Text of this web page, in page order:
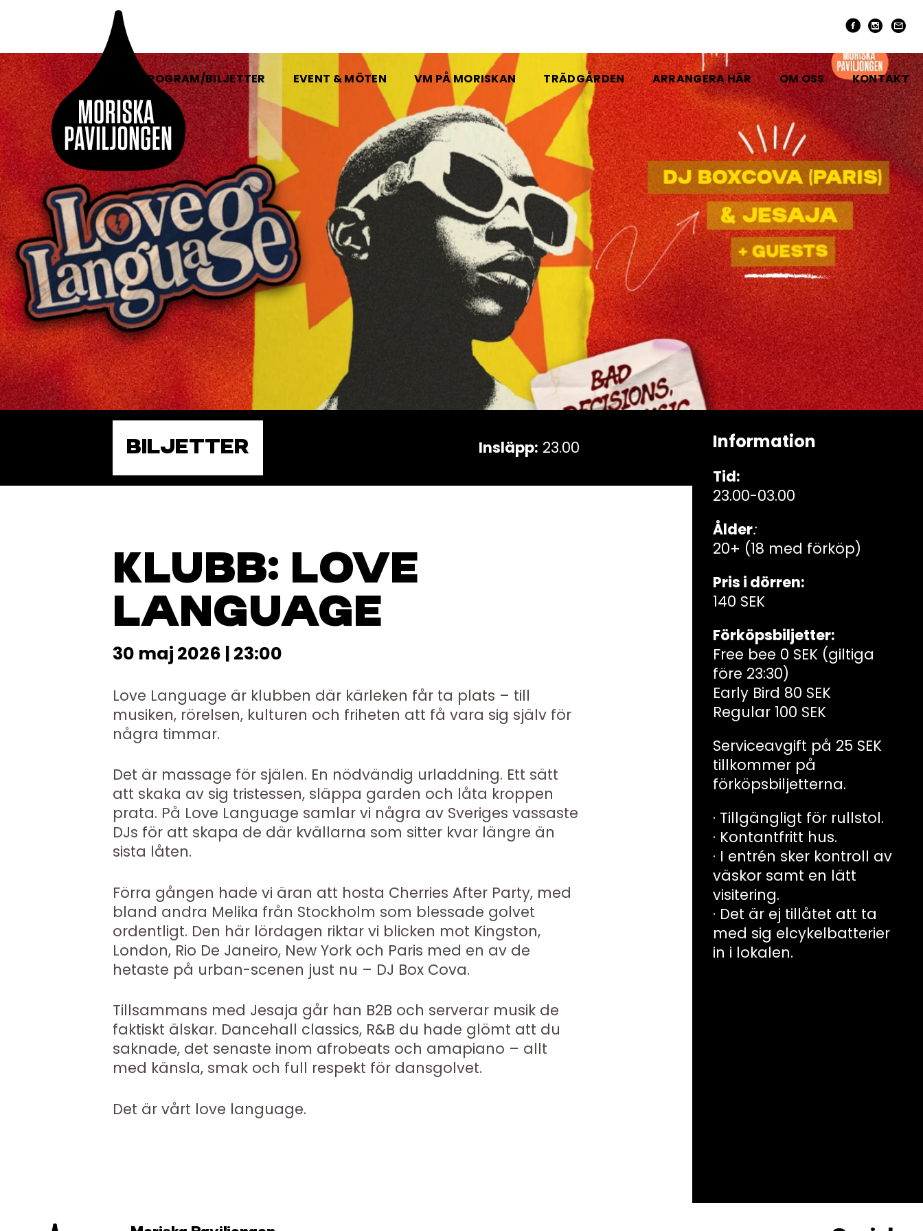
HEM PROGRAM/BILJETTER EVENT & MÖTEN VM PÅ MORISKAN TRÄDGÅRDEN ARRANGERA HÄR OM OSS KONTAKT
BILJETTER Insläpp: 23.00
KLUBB: LOVE
LANGUAGE
30 maj 2026 | 23:00
Love Language är klubben där kärleken får ta plats – till
musiken, rörelsen, kulturen och friheten att få vara sig själv för
några timmar.
Det är massage för själen. En nödvändig urladdning. Ett sätt
att skaka av sig tristessen, släppa garden och låta kroppen
prata. På Love Language samlar vi några av Sveriges vassaste
DJs för att skapa de där kvällarna som sitter kvar längre än
sista låten.
Förra gången hade vi äran att hosta Cherries After Party, med
bland andra Melika från Stockholm som blessade golvet
ordentligt. Den här lördagen riktar vi blicken mot Kingston,
London, Rio De Janeiro, New York och Paris med en av de
hetaste på urban-scenen just nu – DJ Box Cova.
Tillsammans med Jesaja går han B2B och serverar musik de
faktiskt älskar. Dancehall classics, R&B du hade glömt att du
saknade, det senaste inom afrobeats och amapiano – allt
med känsla, smak och full respekt för dansgolvet.
Det är vårt love language.
Information
Tid:
23.00-03.00
Ålder:
20+ (18 med förköp)
Pris i dörren:
140 SEK
Förköpsbiljetter:
Free bee 0 SEK (giltiga
före 23:30)
Early Bird 80 SEK
Regular 100 SEK
Serviceavgift på 25 SEK
tillkommer på
förköpsbiljetterna.
· Tillgängligt för rullstol.
· Kontantfritt hus.
· I entrén sker kontroll av
väskor samt en lätt
visitering.
· Det är ej tillåtet att ta
med sig elcykelbatterier
in i lokalen.